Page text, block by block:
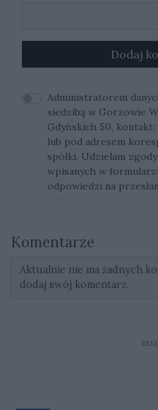
Dodaj
Administratorem
siedzibą w Gorzowie
Gdyńskich 50, kontakt:
lub pod adresem
spółki. Udzielam
wpisanych w
odpowiedzi na
Komentarze
Aktualnie nie ma żadnych
dodaj swój komentarz.